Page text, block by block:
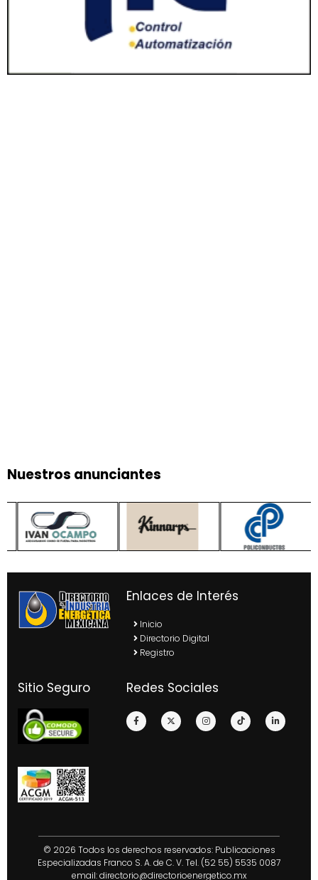
Nuestros anunciantes
Enlaces de Interés
Inicio
Directorio Digital
Registro
Sitio Seguro Redes Sociales
© 2026 Todos los derechos reservados: Publicaciones
Especializadas Franco S. A. de C. V. Tel. (52 55) 5535 0087
email:directorio@directorioenergetico.mx